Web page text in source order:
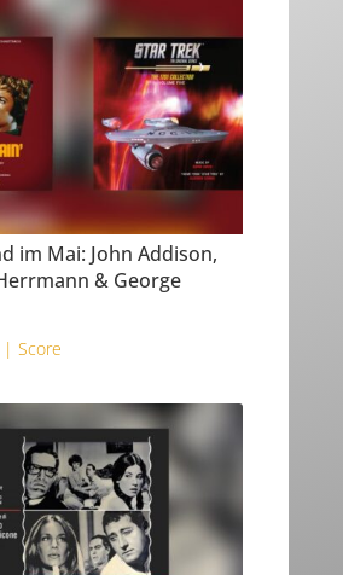
im Mai: John Addison,
& George
| Score